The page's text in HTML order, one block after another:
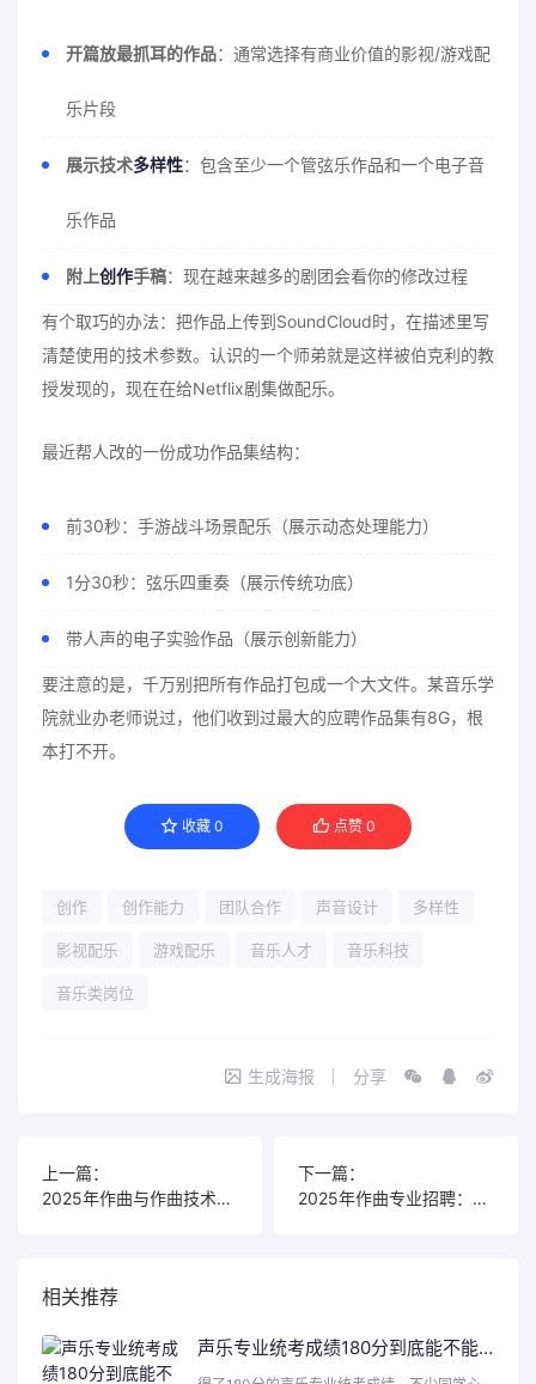
开篇放最抓耳的作品：通常选择有商业价值的影视/游戏配
乐片段
展示技术多样性：包含至少一个管弦乐作品和一个电子音
乐作品
附上创作手稿：现在越来越多的剧团会看你的修改过程
有个取巧的办法：把作品上传到SoundCloud时，在描述里写
清楚使用的技术参数。认识的一个师弟就是这样被伯克利的教
授发现的，现在在给Netflix剧集做配乐。
最近帮人改的一份成功作品集结构：
前30秒：手游战斗场景配乐（展示动态处理能力）
1分30秒：弦乐四重奏（展示传统功底）
带人声的电子实验作品（展示创新能力）
要注意的是，千万别把所有作品打包成一个大文件。某音乐学
院就业办老师说过，他们收到过最大的应聘作品集有8G，根
本打不开。
收藏 0 点赞 0
创作 创作能力 团队合作 声音设计 多样性
影视配乐 游戏配乐 音乐人才 音乐科技
音乐类岗位
生成海报 分享
上一篇：
2025年作曲与作曲技术理论专业排名解析：选校必看这几点
下一篇：
2025年作曲专业招聘：不会五线谱的慎入
相关推荐
声乐专业统考成绩180分到底能不能报考本科，背后藏着哪些秘密？